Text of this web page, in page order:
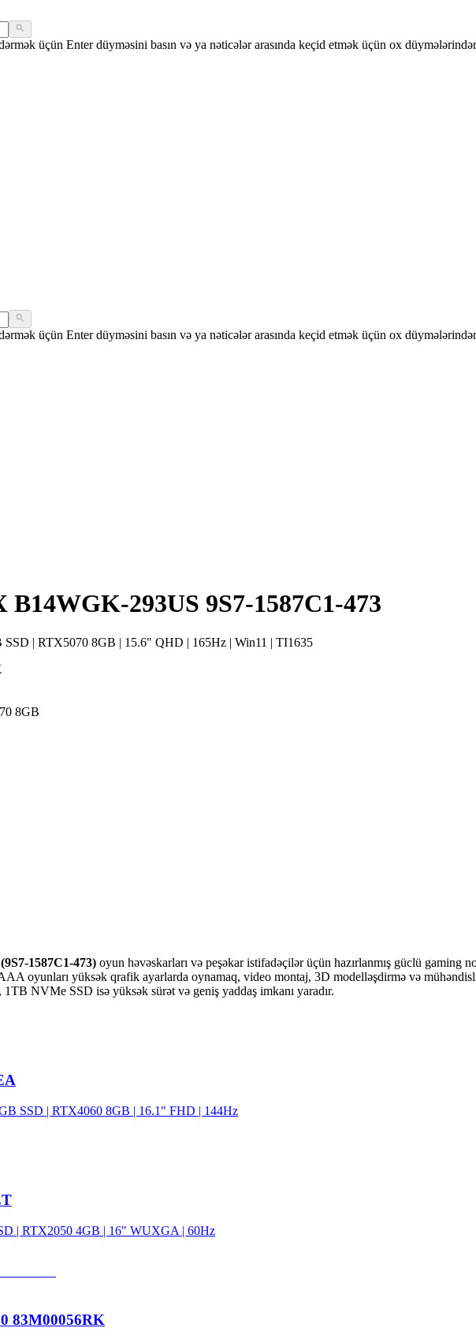
üçün Enter düyməsini basın və ya nəticələr arasında keçid etmək üçün ox
üçün Enter düyməsini basın və ya nəticələr arasında keçid etmək üçün ox
293US 9S7-1587C1-473
| RTX5070 8GB | 15.6" QHD | 165Hz | Win11 | TI1635
8GB
1587C1-473) oyun həvəskarları və peşəkar istifadəçilər üçün hazırlanmış güclü
oyunları yüksək qrafik ayarlarda oynamaq, video montaj, 3D modelləşdirmə və
NVMe SSD isə yüksək sürət və geniş yaddaş imkanı yaradır.
SSD | RTX4060 8GB | 16.1" FHD | 144Hz
| RTX2050 4GB | 16" WUXGA | 60Hz
83M00056RK